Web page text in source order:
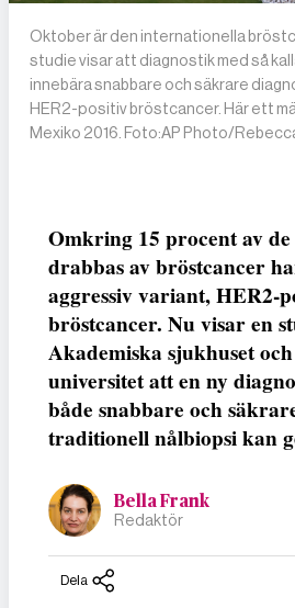
Oktober är den internationella
studie visar att diagnostik med så
innebära snabbare och säkrare
HER2-positiv bröstcancer. Här ett
Mexiko 2016. Foto:AP Photo/
Omkring 15 procent av
drabbas av bröstcancer
aggressiv variant, HER2-
bröstcancer. Nu visar en
Akademiska sjukhuset
universitet att en ny
både snabbare och
traditionell nålbiopsi kan
Bella Frank
Redaktör
Dela